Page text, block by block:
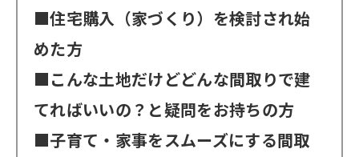
■住宅購入（家づくり）を検討され始
めた方
■こんな土地だけどどんな間取りで建
てればいいの？と疑問をお持ちの方
■子育て・家事をスムーズにする間取